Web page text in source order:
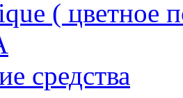
( цветное
средства